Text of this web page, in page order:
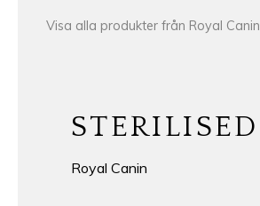
Visa alla produkter från Royal Canin
STERILISED
Royal Canin